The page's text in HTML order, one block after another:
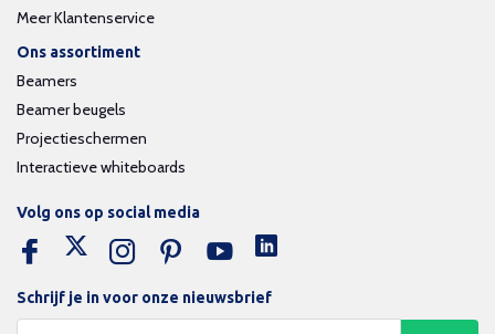
Meer Klantenservice
Ons assortiment
Beamers
Beamer beugels
Projectieschermen
Interactieve whiteboards
Schrijf je in voor onze nieuwsbrief
Volg ons op social media